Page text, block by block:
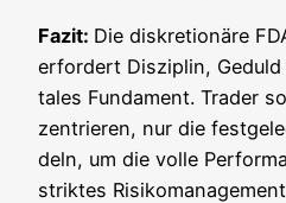
Fazit: Die dis­kre­tio­nä­re
erfor­dert Dis­zi­plin,
ta­les Fun­da­ment. Trader
zen­trie­ren, nur die
deln, um die vol­le
strik­tes